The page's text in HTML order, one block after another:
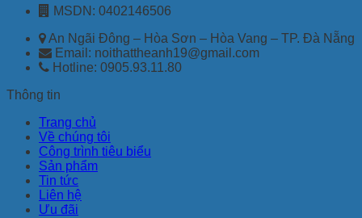
MSDN: 0402146506
An Ngãi Đông – Hòa Sơn – Hòa Vang – TP. Đà Nẵng
Email: noithattheanh19@gmail.com
Hotline: 0905.93.11.80
Thông tin
Trang chủ
Về chúng tôi
Công trình tiêu biểu
Sản phẩm
Tin tức
Liên hệ
Ưu đãi